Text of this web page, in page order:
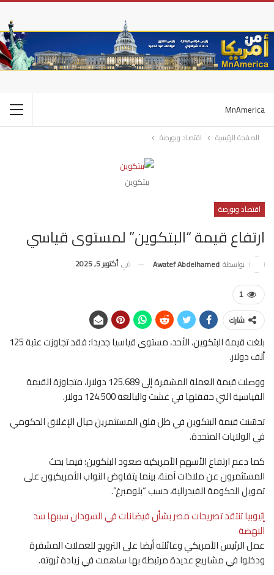
MnAmerica
الصفحة الرئيسية اقتصاد وبورصة
بيتكوين
اقتصاد وبورصة
ارتفاع قيمة “البتكوين” لمستوى قياسي
بواسطة Awatef Abdelhamed في أكتوبر 5, 2025
1
شارك
بلغت قيمة البتكوين، الأحد، مستوى قياسيا جديدا؛ فقد تجاوزت عتبة 125
ألف دولار.
ووصلت قيمة العملة المشفرة إلى 125.689 دولارا، متجاوزة القيمة
القياسية التي حققتها في غشت والبالغة 124.500 دولار.
تحسّنت قيمة البتكوين في ظل قلق المستثمرين حيال الإغلاق الحكومي
في الولايات المتحدة.
كما دعم ارتفاع الأسهم الأمريكية صعود البتكوين؛ فيما بحث
المستثمرون عن ملاذات آمنة، بينما يتفاوض النواب الأمريكيون على
تمويل الحكومة الفيدرالية، حسب “بلومبرغ”.
إثيوبيا تنتقد تصريحات مصر بشأن فيضانات في السودان سببها سد
النهضة
عمل الرئيس الأمريكي وعائلته أيضا على الترويج للعملات المشفرة
ودخلوا في مشاريع عديدة مرتبطة بها ساهمت في زيادة ثروته.